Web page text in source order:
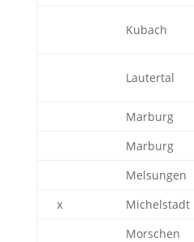
Kubach
Lautertal
Marburg
Marburg
Melsungen
x
Michelstadt
Morschen